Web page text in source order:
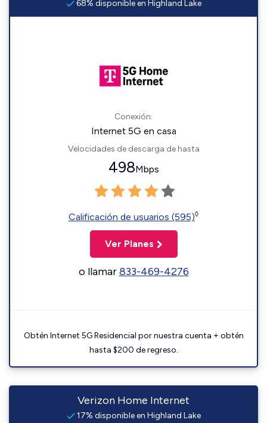
68% disponible en Highland Lake
Conexión:
Internet 5G en casa
Velocidades de descarga de hasta
498Mbps
Calificación de usuarios (595)◊
Ver Planes
o llamar833-469-4276
Obtén Internet 5G Residencial por nuestra cuenta + obtén
hasta $200 de regreso.
Verizon Home Internet
17% disponible en Highland Lake